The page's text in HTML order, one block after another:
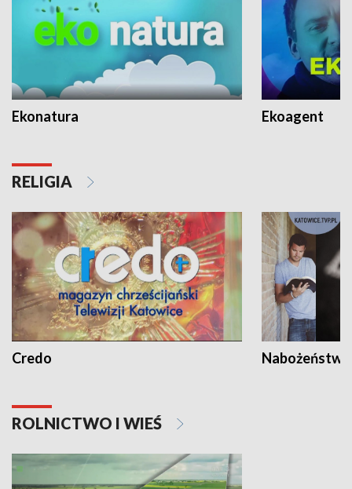
Ekonatura Ekoagent
RELIGIA
Credo
ROLNICTWO I WIEŚ